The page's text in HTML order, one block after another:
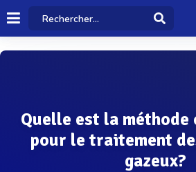
Quelle est la méthode
pour le traitement
gazeux?